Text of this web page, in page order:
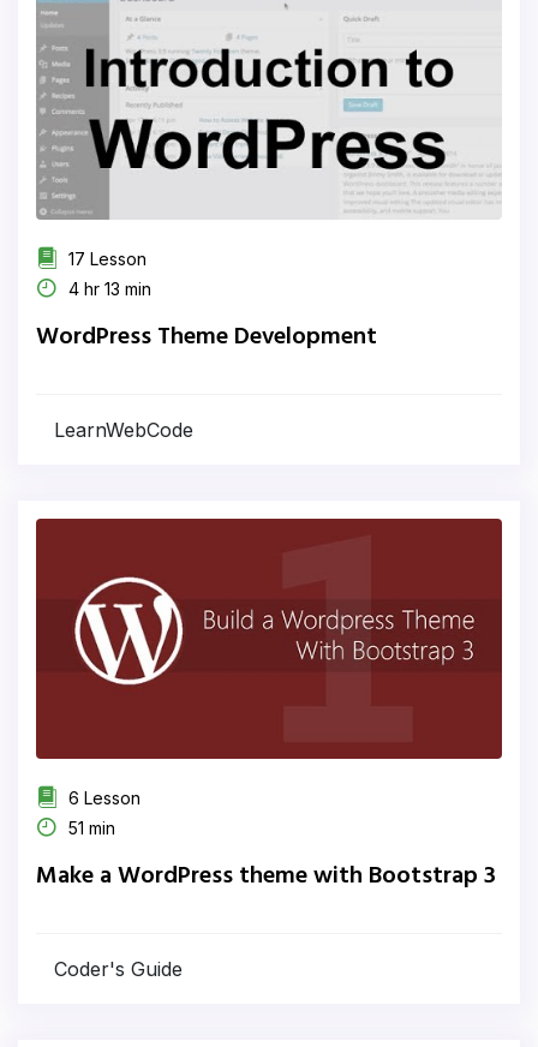
17 Lesson
4 hr 13 min
WordPress Theme Development
LearnWebCode
6 Lesson
51 min
Make a WordPress theme with Bootstrap 3
Coder's Guide